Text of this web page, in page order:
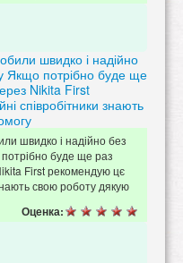
швидко і надійно
Якщо потрібно буде ще
Nikita First
співробітники знають
швидко і надійно без
потрібно буде ще раз
First рекомендую цє
свою роботу дякую
Оценка: